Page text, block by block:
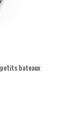
bateaux